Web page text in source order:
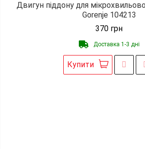
Двигун піддону для
Gorenje 104213
370 грн
Доставка 1-3 дні
Купити